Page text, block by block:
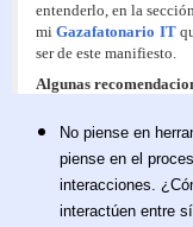
entenderlo, en la
miGazafatonario IT
ser de este manifiesto.
Algunas
No piense en
piense en el
interacciones.
interactúen entre